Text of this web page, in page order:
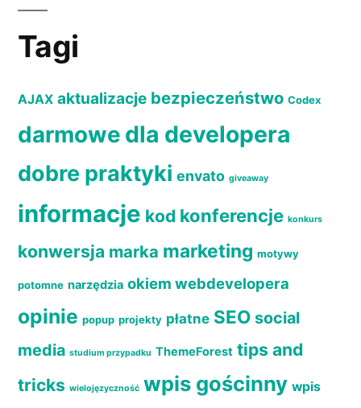
Tagi
AJAX aktualizacje bezpieczeństwo Codex
darmowe dla developera
dobre praktyki envato giveaway
informacje kod konferencje konkurs
konwersja marka marketing motywy
potomne narzędzia okiem webdevelopera
opinie popup projekty płatne SEO social
media studium przypadku ThemeForest tips and
tricks wielojęzyczność wpis gościnny wpis